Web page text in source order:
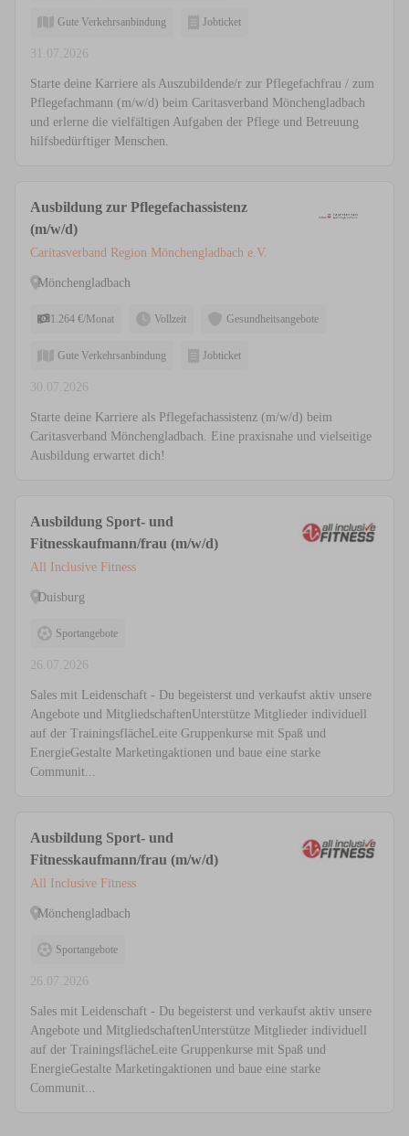
Gute Verkehrsanbindung Jobticket
31.07.2026
Starte deine Karriere als Auszubildende/r zur Pflegefachfrau / zum
Pflegefachmann (m/w/d) beim Caritasverband Mönchengladbach
und erlerne die vielfältigen Aufgaben der Pflege und Betreuung
hilfsbedürftiger Menschen.
Ausbildung zur Pflegefachassistenz
(m/w/d)
Caritasverband Region Mönchengladbach e.V.
Mönchengladbach
1.264 €/Monat Vollzeit Gesundheitsangebote
Gute Verkehrsanbindung Jobticket
30.07.2026
Starte deine Karriere als Pflegefachassistenz (m/w/d) beim
Caritasverband Mönchengladbach. Eine praxisnahe und vielseitige
Ausbildung erwartet dich!
Ausbildung Sport- und
Fitnesskaufmann/frau (m/w/d)
All Inclusive Fitness
Duisburg
Sportangebote
26.07.2026
Sales mit Leidenschaft - Du begeisterst und verkaufst aktiv unsere
Angebote und MitgliedschaftenUnterstütze Mitglieder individuell
auf der TrainingsflächeLeite Gruppenkurse mit Spaß und
EnergieGestalte Marketingaktionen und baue eine starke
Communit...
Ausbildung Sport- und
Fitnesskaufmann/frau (m/w/d)
All Inclusive Fitness
Mönchengladbach
Sportangebote
26.07.2026
Sales mit Leidenschaft - Du begeisterst und verkaufst aktiv unsere
Angebote und MitgliedschaftenUnterstütze Mitglieder individuell
auf der TrainingsflächeLeite Gruppenkurse mit Spaß und
EnergieGestalte Marketingaktionen und baue eine starke
Communit...